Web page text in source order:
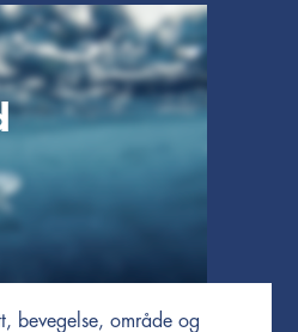
bevegelse, område og